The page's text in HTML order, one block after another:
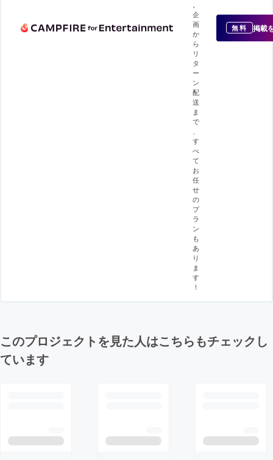
企
画
か
ら
リ
タ
ー
ン
配
送
ま
で
す
べ
て
お
任
せ
の
プ
ラ
ン
も
あ
り
ま
す
！
無料 掲載
このプロジェクトを見た人はこちらもチェックし
ています